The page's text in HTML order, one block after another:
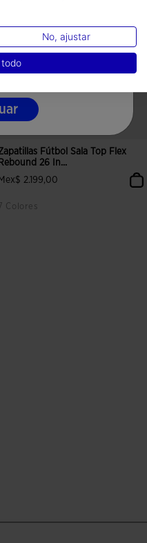
Fútbol Sala Top Flex
Rebound 26 In...
Mex$ 2.199,00
7 Colores
No, ajustar